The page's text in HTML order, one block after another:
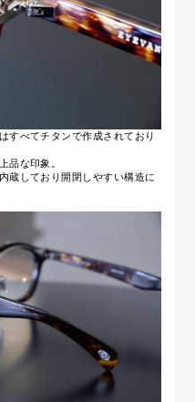
すべてチタンで作成されており
品な印象。
蔵しており開閉しやすい構造に